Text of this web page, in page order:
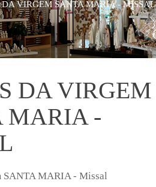
DA VIRGEM SANTA MARIA - MISSAL
DA VIRGEM
MARIA -
SANTA MARIA - Missal